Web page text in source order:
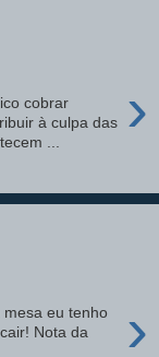
›
cobrar
à culpa das
...
›
mesa eu tenho
Nota da